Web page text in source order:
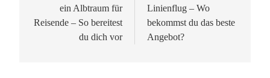
ein Albtraum für
Reisende – So bereitest
du dich vor
Linienflug – Wo
bekommst du das beste
Angebot?